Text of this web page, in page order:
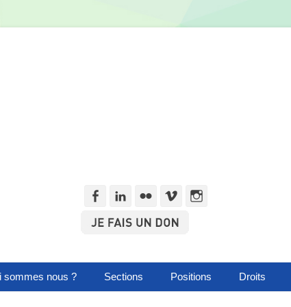
FacebookLinkedln
FlickrVimeoInstagram
sommes nous ? Sections Positions Droits